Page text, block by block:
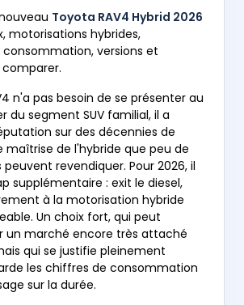
Toyota RAV4 Hybrid 2026
motorisations hybrides,
versions et
n'a pas besoin de se présenter au
du segment SUV familial, il a
sur des décennies de
maîtrise de l'hybride que peu de
revendiquer. Pour 2026, il
supplémentaire : exit le diesel,
à la motorisation hybride
Un choix fort, qui peut
un marché encore très attaché
qui se justifie pleinement
les chiffres de consommation
sur la durée.